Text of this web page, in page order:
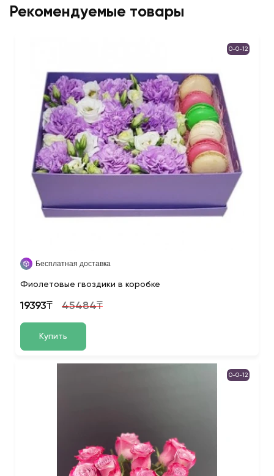
Рекомендуемые товары
0-0-12
Бесплатная доставка
Фиолетовые гвоздики в коробке
19393₸ 45484₸
Купить
0-0-12